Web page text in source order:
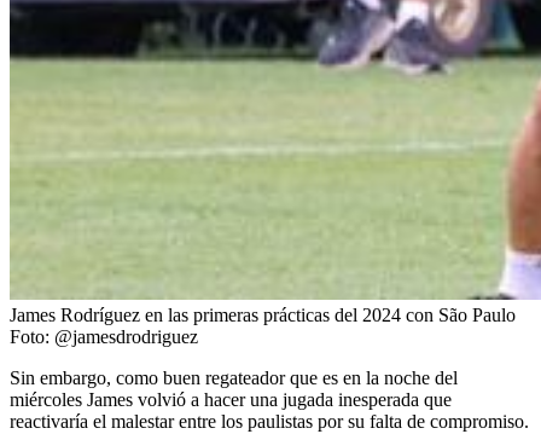
James Rodríguez en las primeras prácticas del 2024 con São Paulo
Foto: @jamesdrodriguez
Sin embargo, como buen regateador que es en la noche del
miércoles James volvió a hacer una jugada inesperada que
reactivaría el malestar entre los paulistas por su falta de compromiso.